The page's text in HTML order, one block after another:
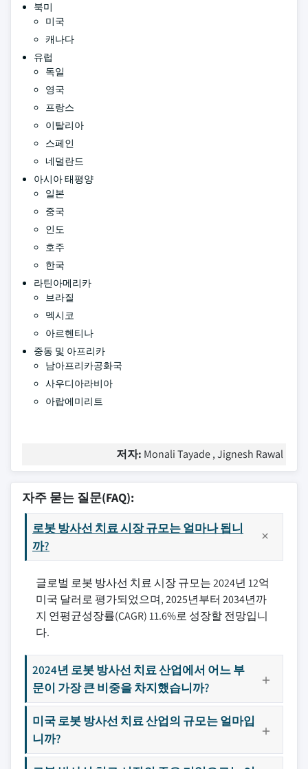
북미
미국
캐나다
유럽
독일
영국
프랑스
이탈리아
스페인
네덜란드
아시아 태평양
일본
중국
인도
호주
한국
라틴아메리카
브라질
멕시코
아르헨티나
중동 및 아프리카
남아프리카공화국
사우디아라비아
아랍에미리트
저자: Monali Tayade , Jignesh Rawal
자주 묻는 질문(FAQ):
로봇 방사선 치료 시장 규모는 얼마나 됩니
까?
글로벌 로봇 방사선 치료 시장 규모는 2024년 12억
미국 달러로 평가되었으며, 2025년부터 2034년까
지 연평균성장률(CAGR) 11.6%로 성장할 전망입니
다.
2024년 로봇 방사선 치료 산업에서 어느 부
문이 가장 큰 비중을 차지했습니까?
미국 로봇 방사선 치료 산업의 규모는 얼마입
니까?